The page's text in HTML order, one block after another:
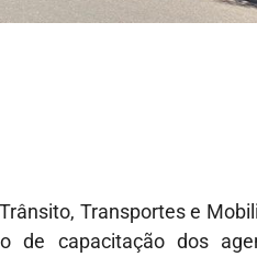
Transportes e
capacitação dos